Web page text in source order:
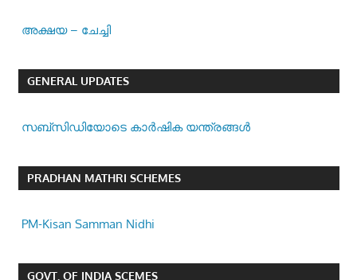
അക്ഷയ – ചേച്ചി
GENERAL UPDATES
സബ്സിഡിയോടെ കാർഷിക യന്ത്രങ്ങൾ
PRADHAN MATHRI SCHEMES
PM-Kisan Samman Nidhi
GOVT. OF INDIA SCEMES